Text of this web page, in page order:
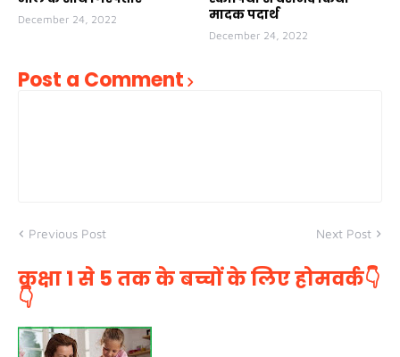
December 24, 2022
मादक पदार्थ
December 24, 2022
Post a Comment
Previous Post Next Post
कक्षा 1 से 5 तक के बच्चों के लिए होमवर्क👇
👇